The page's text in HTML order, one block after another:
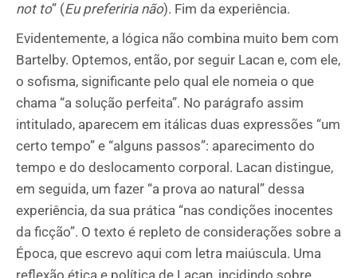
not to” (Eu preferiria não). Fim da experiência.
Evidentemente, a lógica não combina muito bem com
Bartelby. Optemos, então, por seguir Lacan e, com ele,
o sofisma, significante pelo qual ele nomeia o que
chama “a solução perfeita”. No parágrafo assim
intitulado, aparecem em itálicas duas expressões “um
certo tempo” e “alguns passos”: aparecimento do
tempo e do deslocamento corporal. Lacan distingue,
em seguida, um fazer “a prova ao natural” dessa
experiência, da sua prática “nas condições inocentes
da ficção”. O texto é repleto de considerações sobre a
Época, que escrevo aqui com letra maiúscula. Uma
reflexão ética e política de Lacan, incidindo sobre